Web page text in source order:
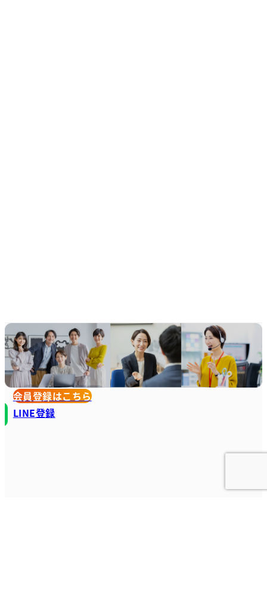
会員登録はこちら
LINE登録